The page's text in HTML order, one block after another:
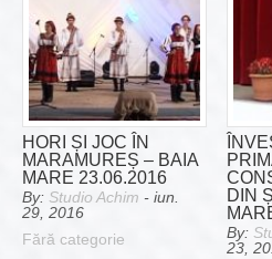
HORI ȘI JOC ÎN
MARAMUREȘ – BAIA
MARE 23.06.2016
By: Studio Achim - iun.
29, 2016
Fără categorie
DIN
By:
23,